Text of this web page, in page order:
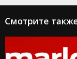
Смотрите